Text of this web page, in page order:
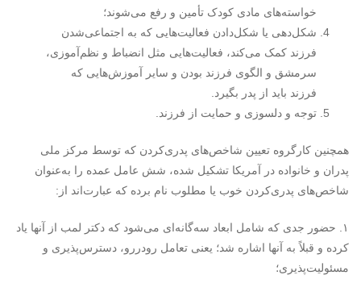
خواسته‌های مادی کودک تأمین و رفع می‌شوند؛
شکل‌دهی یا شکل‌دادن فعالیت‌هایی که به اجتماعی‌شدن
فرزند کمک می‌کند، فعالیت‌هایی مثل انضباط و نظم‌آموزی،
سرمشق و الگوی فرزند بودن و سایر آموزش‌هایی که
فرزند باید از پدر بگیرد.
توجه و دلسوزی و حمایت از فرزند.
همچنین کارگروه تعیین شاخص‌های پدری‌کردن که توسط مرکز ملی
پدران و خانواده در آمریکا تشکیل شده، شش عامل عمده را به‌عنوان
شاخص‌های پدری‌کردن خوب یا مطلوب نام برده که عبارت‌اند از:
۱. حضور جدی که شامل ابعاد سه‌گانه‌ای می‌شود که دکتر لمب از آنها یاد
کرده و قبلاً به آنها اشاره شد؛ یعنی تعامل رودررو، دسترس‌پذیری و
مسئولیت‌پذیری؛